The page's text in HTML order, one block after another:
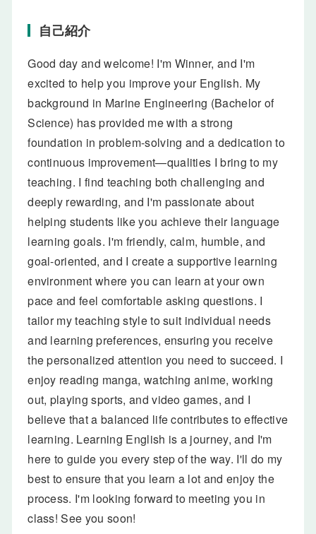
自己紹介
Good day and welcome! I'm Winner, and I'm
excited to help you improve your English. My
background in Marine Engineering (Bachelor of
Science) has provided me with a strong
foundation in problem-solving and a dedication to
continuous improvement—qualities I bring to my
teaching. I find teaching both challenging and
deeply rewarding, and I'm passionate about
helping students like you achieve their language
learning goals. I'm friendly, calm, humble, and
goal-oriented, and I create a supportive learning
environment where you can learn at your own
pace and feel comfortable asking questions. I
tailor my teaching style to suit individual needs
and learning preferences, ensuring you receive
the personalized attention you need to succeed. I
enjoy reading manga, watching anime, working
out, playing sports, and video games, and I
believe that a balanced life contributes to effective
learning. Learning English is a journey, and I'm
here to guide you every step of the way. I'll do my
best to ensure that you learn a lot and enjoy the
process. I'm looking forward to meeting you in
class! See you soon!